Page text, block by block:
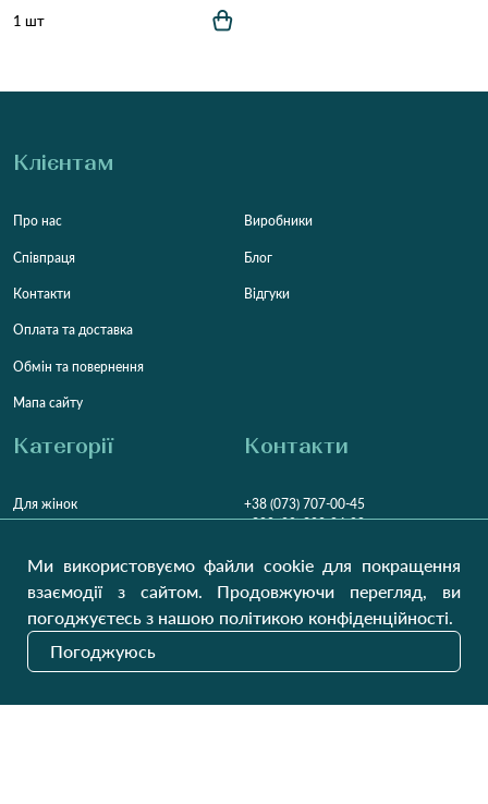
1 шт
Клієнтам
Про нас
Співпраця
Контакти
Оплата та доставка
Обмін та повернення
Мапа сайту
Виробники
Блог
Відгуки
Категорії
Для жінок
Для дітей
Домашній текстиль
Контакти
+38 (073) 707-00-45
+380 (99) 302-84-98
Замовити дзвінок
Пн-Пт9:00 - 16:00
НД Вихідний
Україна, Луцьк, 43000
Ми використовуємо файли cookie для покращення
взаємодії з сайтом. Продовжуючи перегляд, ви
погоджуєтесь з нашою політикою конфіденційності.
Погоджуюсь